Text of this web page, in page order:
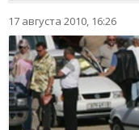
17 августа 2010, 16:26